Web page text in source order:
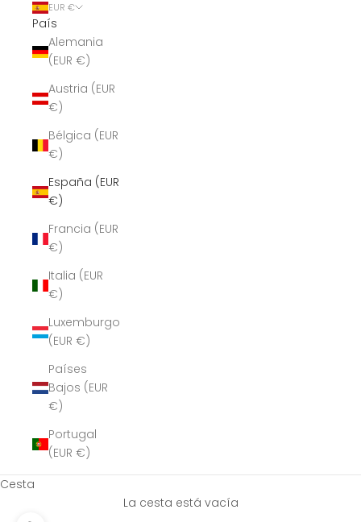
EUR €
País
Alemania
(EUR €)
Austria (EUR
€)
Bélgica (EUR
€)
España (EUR
€)
Francia (EUR
€)
Italia (EUR
€)
Luxemburgo
(EUR €)
Países
Bajos (EUR
€)
Portugal
(EUR €)
Cesta
La cesta está vacía